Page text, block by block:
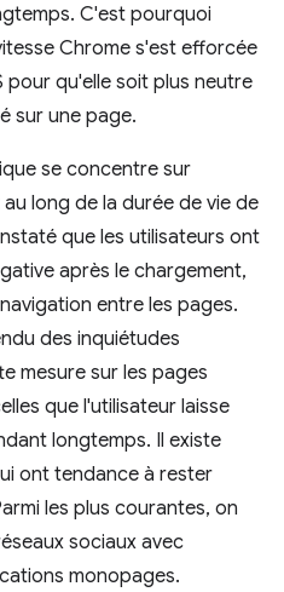
C'est pourquoi
Chrome s'est efforcée
pour qu'elle soit plus neutre
sur une page.
se concentre sur
long de la durée de vie de
que les utilisateurs ont
après le chargement,
entre les pages.
des inquiétudes
mesure sur les pages
que l'utilisateur laisse
longtemps. Il existe
ont tendance à rester
les plus courantes, on
sociaux avec
monopages.